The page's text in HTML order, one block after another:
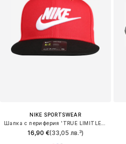
NIKE SPORTSWEAR
16,90 €(33,05 лв.³)